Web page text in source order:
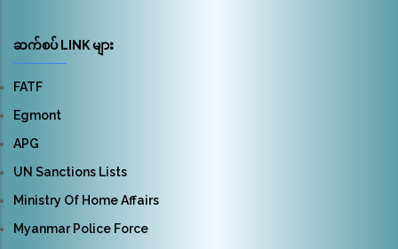
ဆက်စပ် LINK များ
FATF
Egmont
APG
UN Sanctions Lists
Ministry Of Home Affairs
Myanmar Police Force